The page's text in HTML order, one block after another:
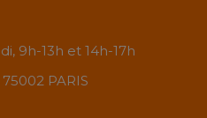
9h-13h et 14h-17h
PARIS